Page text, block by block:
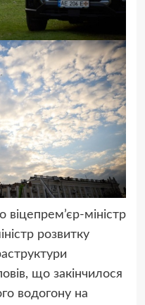
міністр
розвитку
що закінчилося
водогону на